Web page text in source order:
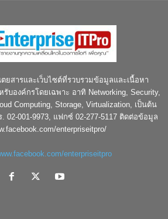
ตยสารและเว็บไซต์ที่รวบรวมข้อมูลและเนื้อหา
บองค์กรโดยเฉพาะ อาทิ Networking, Security,
Computing, Storage, Virtualization, เป็นต้น
02-001-9973, แฟกซ์ 02-277-5117 ติดต่อข้อมูล
enterpriseitpro/
enterpriseitpro